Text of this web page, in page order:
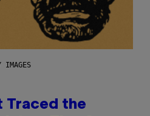
IMAGES
Traced the